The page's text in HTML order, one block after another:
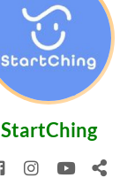
StartChing